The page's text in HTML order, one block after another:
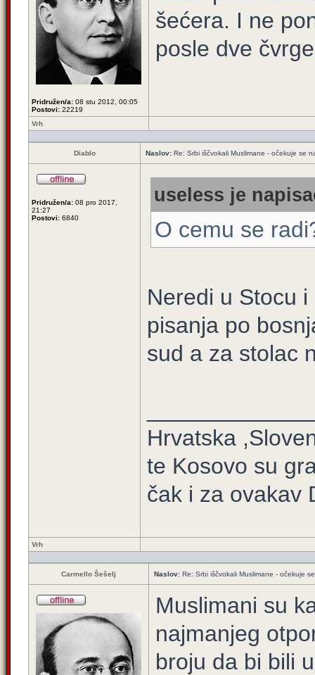
Pridružen/a: 08 stu 2012, 00:05
Postovi: 22219
šećera. I ne
posle dve
Vrh
Diablo Naslov: Re: Srbi iščvokali Muslimane - očekuje se
Pridružen/a: 08 pro 2017,
21:27
Postovi: 6840
useless je
O cemu se
Neredi u Stocu
pisanja po
sud a za stolac
Hrvatska
te Kosovo su
čak i za ovakav
Vrh
Carmello Šešelj Naslov: Re: Srbi iščvokali Muslimane - očekuje
Muslimani su
najmanjeg
broju da bi bili